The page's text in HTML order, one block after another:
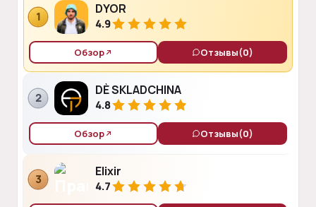
1
DYOR
4.9
Обзор Отзывы(0)
2
DÈ SKLADCHINA
4.8
Обзор Отзывы(0)
3
Elixir
4.7